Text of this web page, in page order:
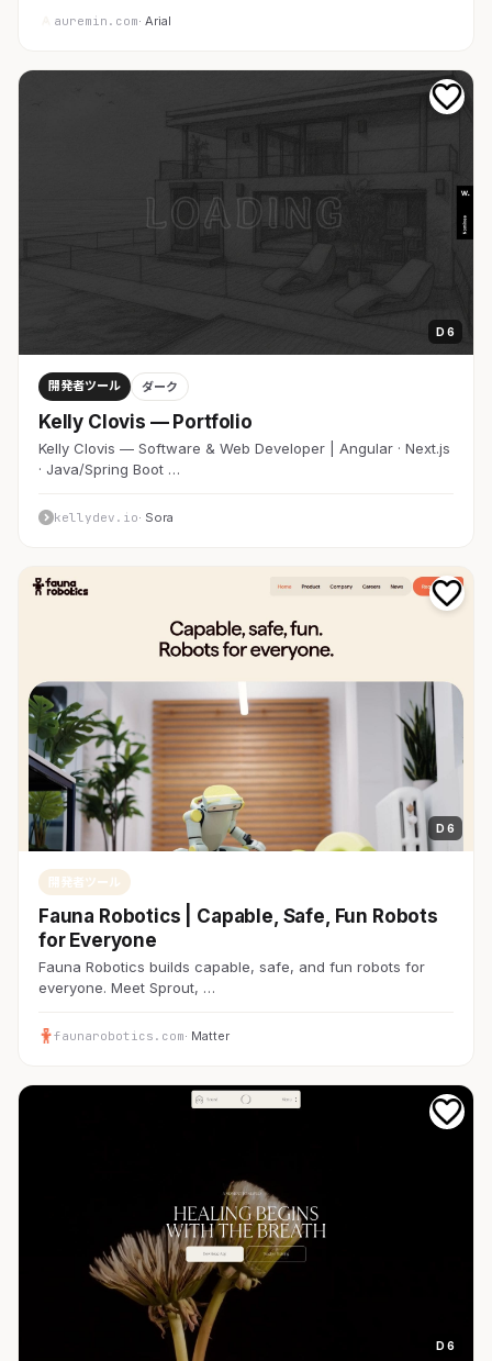
auremin.com· Arial
D 6
開発者ツール ダーク
Kelly Clovis — Portfolio
Kelly Clovis — Software & Web Developer | Angular · Next.js
· Java/Spring Boot …
kellydev.io· Sora
D 6
開発者ツール
Fauna Robotics | Capable, Safe, Fun Robots
for Everyone
Fauna Robotics builds capable, safe, and fun robots for
everyone. Meet Sprout, …
faunarobotics.com· Matter
D 6